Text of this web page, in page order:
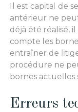
Il est capital de
antérieur ne
déjà été réalisé,
compte les
entraîner de
procédure ne
bornes actuelles
Erreurs